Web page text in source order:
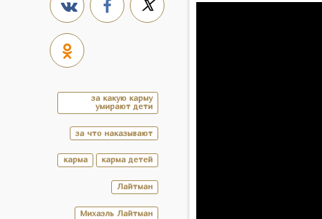
за какую карму
умирают дети
за что наказывают
карма карма детей
Лайтман
Михаэль Лайтман